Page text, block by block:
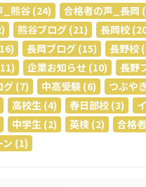
_熊谷 (24)
合格者の声_長岡
熊谷ブログ (21)
長岡校
長岡ブログ (15)
長野校
企業お知らせ (10)
長野
グ (7)
中高受験 (6) つぶや
高校生 (4) 春日部校 (3)
中学生 (2) 英検 (2)
合格
ン (1)